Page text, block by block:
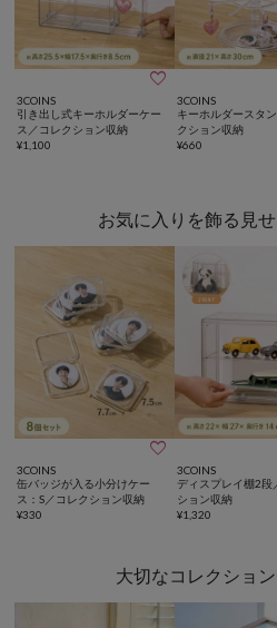

3COINS
引き出し式キーホルダーケー
ス／コレクション収納
¥1,100
3COINS
キーホルダースタ
クション収納
¥660
お気に入りを飾る見

3COINS
缶バッジが入る小分けケー
ス：S／コレクション収納
¥330
3COINS
ディスプレイ棚2段
ション収納
¥1,320
大切なコレクショ